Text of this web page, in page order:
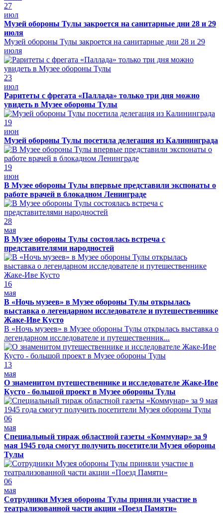
27
июл
Музей обороны Тулы закроется на санитарные дни 28 и 29
июля
Музей обороны Тулы закроется на санитарные дни 28 и 29
июля
23
июл
Раритеты с фрегата «Паллада» только три дня можно
увидеть в Музее обороны Тулы
19
июн
Музей обороны Тулы посетила делегация из Калининграда
19
июн
В Музее обороны Тулы впервые представили экспонаты о
работе врачей в блокадном Ленинграде
28
мая
В Музее обороны Тулы состоялась встреча с
представителями народностей
16
мая
В «Ночь музеев» в Музее обороны Тулы открылась
выставка о легендарном исследователе и путешественнике
Жаке-Иве Кусто
В «Ночь музеев» в Музее обороны Тулы открылась выставка о
легендарном исследователе и путешественник...
13
мая
О знаменитом путешественнике и исследователе Жаке-Иве
Кусто - большой проект в Музее обороны Тулы
06
мая
Специальный тираж областной газеты «Коммунар» за 9
мая 1945 года смогут получить посетители Музея обороны
Тулы
06
мая
Сотрудники Музея обороны Тулы приняли участие в
театрализованной части акции «Поезд Памяти»